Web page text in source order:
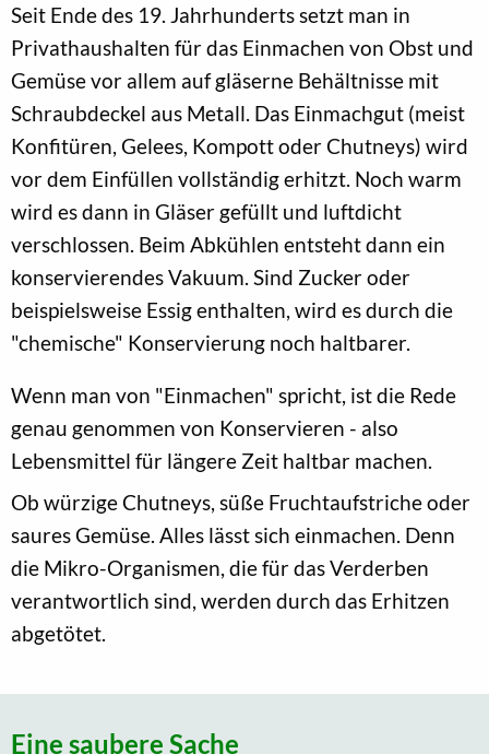
Seit Ende des 19. Jahrhunderts setzt man in
Privathaushalten für das Einmachen von Obst und
Gemüse vor allem auf gläserne Behältnisse mit
Schraubdeckel aus Metall. Das Einmachgut (meist
Konfitüren, Gelees, Kompott oder Chutneys) wird
vor dem Einfüllen vollständig erhitzt. Noch warm
wird es dann in Gläser gefüllt und luftdicht
verschlossen. Beim Abkühlen entsteht dann ein
konservierendes Vakuum. Sind Zucker oder
beispielsweise Essig enthalten, wird es durch die
"chemische" Konservierung noch haltbarer.
Wenn man von "Einmachen" spricht, ist die Rede
genau genommen von Konservieren - also
Lebensmittel für längere Zeit haltbar machen.
Ob würzige Chutneys, süße Fruchtaufstriche oder
saures Gemüse. Alles lässt sich einmachen. Denn
die Mikro-Organismen, die für das Verderben
verantwortlich sind, werden durch das Erhitzen
abgetötet.
Eine saubere Sache